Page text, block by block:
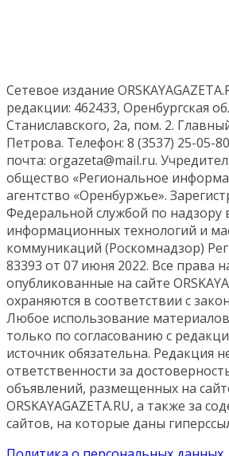
Сетевое издание
редакции: 462433, Оренбургская
Станиславского, 2а, пом. 2.
Петрова. Телефон: 8 (3537) 25-05-
почта: orgazeta@mail.ru.
общество «Региональное
агентство «Оренбуржье».
Федеральной службой по надзору
информационных технологий и
коммуникаций (Роскомнадзор)
83393 от 07 июня 2022. Все права
опубликованные на сайте
охраняются в соответствии с
Любое использование материалов
только по согласованию с
источник обязательна. Редакция
ответственности за
объявлений, размещенных на
ORSKAYAGAZETA.RU, а также за
сайтов, на которые даны